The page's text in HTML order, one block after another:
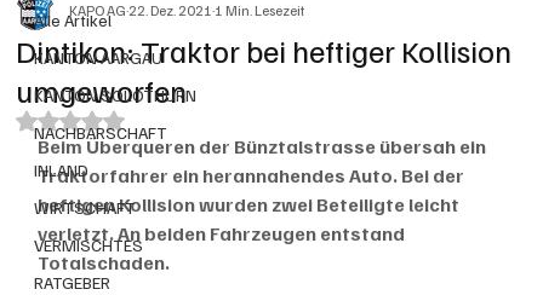
Alle Artikel
KANTON AARGAU
KANTON SOLOTHURN
NACHBARSCHAFT
INLAND
WIRTSCHAFT
VERMISCHTES
RATGEBER
Dintikon: Traktor bei heftiger Kollision
umgeworfen
KAPO AG22. Dez. 20211 Min. Lesezeit
Mit NaN von 5 Sternen bewertet.
Beim Überqueren der Bünztalstrasse übersah ein
Traktorfahrer ein herannahendes Auto. Bei der
heftigen Kollision wurden zwei Beteiligte leicht
verletzt. An beiden Fahrzeugen entstand
Totalschaden.